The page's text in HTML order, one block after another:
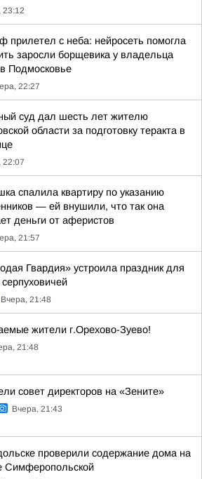
23:12
прилетел с неба: нейросеть помогла
заросли борщевика у владельца
Подмосковье
22:27
суд дал шесть лет жителю
области за подготовку теракта в
22:07
спалила квартиру по указанию
— ей внушили, что так она
деньги от аферистов
21:57
Гвардия» устроила праздник для
Вчера, 21:48
жители г.Орехово-Зуево!
21:48
совет директоров на «Зените»
Вчера, 21:43
проверили содержание дома на
Симферопольской